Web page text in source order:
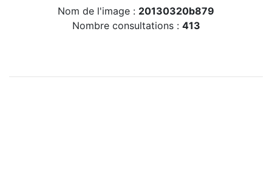
Nom de l'image : 20130320b879
Nombre consultations : 413